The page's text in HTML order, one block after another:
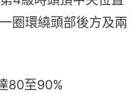
圈環繞頭部後方及兩
80至90%